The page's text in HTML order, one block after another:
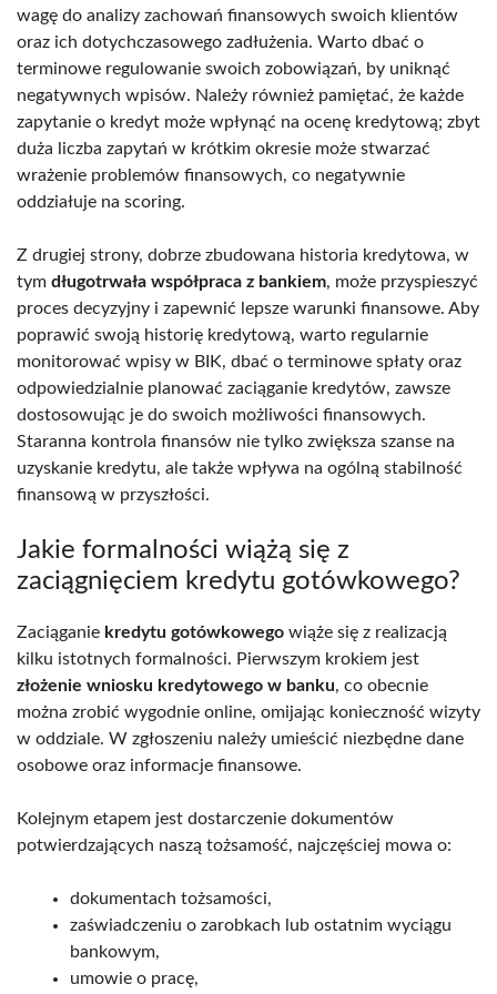
wagę do analizy zachowań finansowych swoich klientów
oraz ich dotychczasowego zadłużenia. Warto dbać o
terminowe regulowanie swoich zobowiązań, by uniknąć
negatywnych wpisów. Należy również pamiętać, że każde
zapytanie o kredyt może wpłynąć na ocenę kredytową; zbyt
duża liczba zapytań w krótkim okresie może stwarzać
wrażenie problemów finansowych, co negatywnie
oddziałuje na scoring.
Z drugiej strony, dobrze zbudowana historia kredytowa, w
tym długotrwała współpraca z bankiem, może przyspieszyć
proces decyzyjny i zapewnić lepsze warunki finansowe. Aby
poprawić swoją historię kredytową, warto regularnie
monitorować wpisy w BIK, dbać o terminowe spłaty oraz
odpowiedzialnie planować zaciąganie kredytów, zawsze
dostosowując je do swoich możliwości finansowych.
Staranna kontrola finansów nie tylko zwiększa szanse na
uzyskanie kredytu, ale także wpływa na ogólną stabilność
finansową w przyszłości.
Jakie formalności wiążą się z
zaciągnięciem kredytu gotówkowego?
Zaciąganie kredytu gotówkowego wiąże się z realizacją
kilku istotnych formalności. Pierwszym krokiem jest
złożenie wniosku kredytowego w banku, co obecnie
można zrobić wygodnie online, omijając konieczność wizyty
w oddziale. W zgłoszeniu należy umieścić niezbędne dane
osobowe oraz informacje finansowe.
Kolejnym etapem jest dostarczenie dokumentów
potwierdzających naszą tożsamość, najczęściej mowa o:
dokumentach tożsamości,
zaświadczeniu o zarobkach lub ostatnim wyciągu
bankowym,
umowie o pracę,